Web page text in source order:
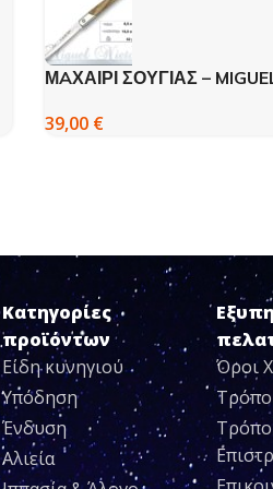
ΜAΧΑΙΡΙ ΣΟΥΓΙΑΣ –
39,00 €
Κατηγορίες
προϊόντων
Είδη κυνηγιού
Υπόδηση
Ένδυση
Αλιεία
Όροι